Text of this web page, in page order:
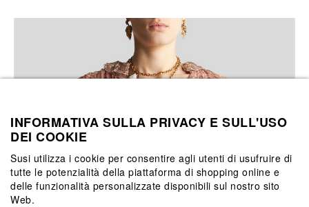
INFORMATIVA SULLA PRIVACY E SULL'USO
DEI COOKIE
Susi utilizza i cookie per consentire agli utenti di usufruire di
tutte le potenzialità della piattaforma di shopping online e
delle funzionalità personalizzate disponibili sul nostro sito
Web.